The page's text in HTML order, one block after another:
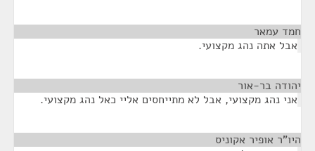
חמד עמאר
אבל אתה נהג מקצועי.
יהודה בר-אור
אני נהג מקצועי, אבל לא מתייחסים אליי כאל נהג מקצועי.
היו"ר אופיר אקוניס